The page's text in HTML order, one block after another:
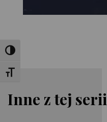
Toggle High Contrast
Toggle Font size
Inne z tej serii